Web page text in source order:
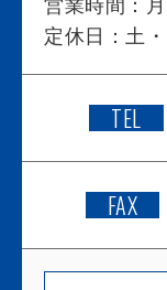
定休日： 土
TEL
FAX